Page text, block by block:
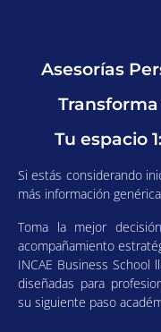
Asesorías
Tu espacio
Si estás considerando
más información
Toma la mejor
acompañamiento
INCAE Business School
diseñadas para
su siguiente paso